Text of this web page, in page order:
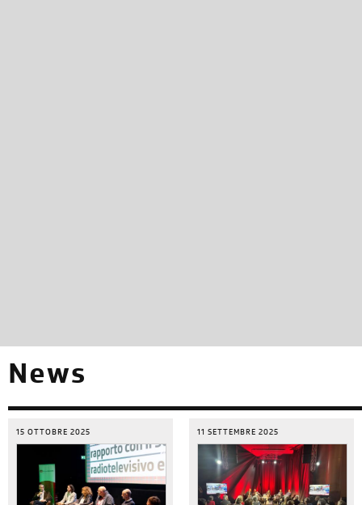
News
15 OTTOBRE 2025 11 SETTEMBRE 2025